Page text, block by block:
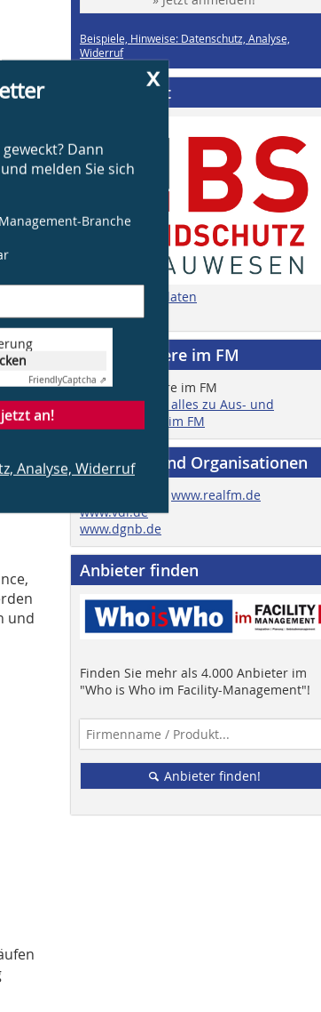
und
x
Dann
melden Sie sich
Branche
FriendlyCaptcha ⇗
an!
Analyse, Widerruf
Beispiele, Hinweise: Datenschutz, Analyse,
Widerruf
Supplement
Zu den Mediadaten
Zur Homepage
Job & Karriere im FM
Hier finden Sie alles zu Aus- und
Weiterbildung im FM
Verbände und Organisationen
www.realfm.de
www.vdi.de
www.dgnb.de
Anbieter finden
Finden Sie mehr als 4.000 Anbieter im
"Who is Who im Facility-Management"!
Anbieter finden!